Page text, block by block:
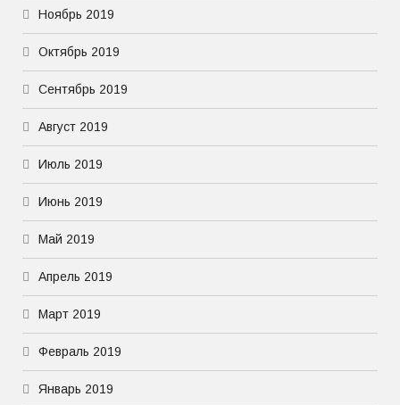
Ноябрь 2019
Октябрь 2019
Сентябрь 2019
Август 2019
Июль 2019
Июнь 2019
Май 2019
Апрель 2019
Март 2019
Февраль 2019
Январь 2019